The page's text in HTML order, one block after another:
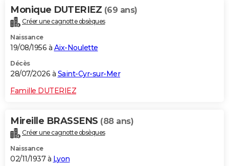
Alimentation
Guide de la santé
Maladies
Médicaments
Sommeil
VOYAGE
Destinations
City break
Voyage nature
Voyage de noces
Forum
Climat
+PHOTO
GUIDES D'ACHAT
BONS PLANS
CARTE DE VOEUX
Dictionnaire
Biographies
Citations
Expressions
Proverbes
PROGRAMME TV
COPAINS D'AVANT
Monique DUTERIEZ (69 ans)
Créer une cagnotte obsèques
Naissance
19/08/1956 à Aix-Noulette
Décès
28/07/2026 à Saint-Cyr-sur-Mer
Famille DUTERIEZ
Mireille BRASSENS (88 ans)
Créer une cagnotte obsèques
Naissance
02/11/1937 à Lyon